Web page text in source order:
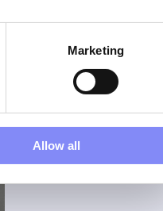
Marketing
Allow all